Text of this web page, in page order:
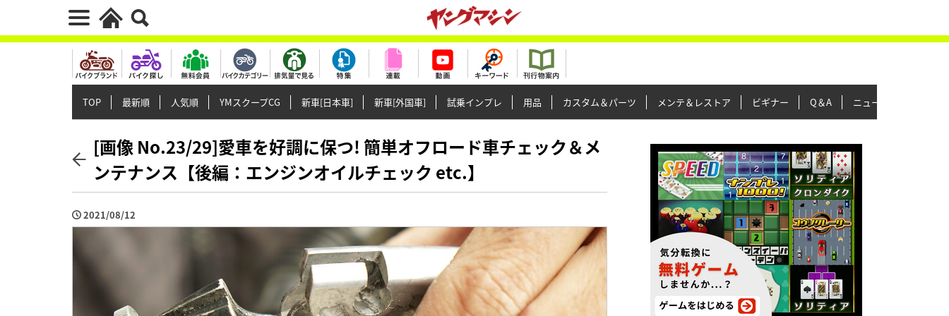
TOP 最新順 人気順 YMスクープCG 新車[日本車] 新車[外国車] 試乗インプレ 用品 カスタム＆パーツ メンテ＆レストア ビギナー Q＆A ニュース＆トピックス
[画像 No.23/29]愛車を好調に保つ! 簡単オフロード車チェック＆メ
ンテナンス【後編：エンジンオイルチェック etc.】
2021/08/12